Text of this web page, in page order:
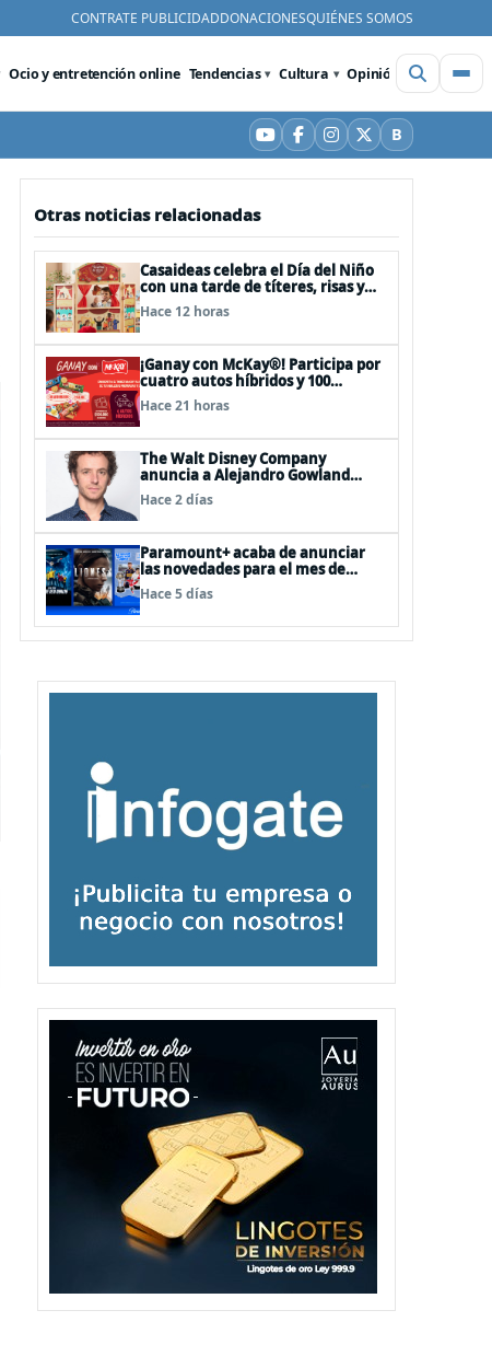
CONTRATE PUBLICIDADDONACIONESQUIÉNES SOMOS
Ocio y entretención online Tendencias Cultura Opinión Videos
YouTube
Facebook
Instagram
X BBluesky
Otras noticias relacionadas
Casaideas celebra el Día del Niño
con una tarde de títeres, risas y
sorpresas en el Mall Plaza Vespucio
Hace 12 horas
¡Ganay con McKay®! Participa por
cuatro autos híbridos y 100
premios de $500.000
Hace 21 horas
The Walt Disney Company
anuncia a Alejandro Gowland
como Director de Ad Sales &
Partnerships para el Cono Sur
Hace 2 días
Paramount+ acaba de anunciar
las novedades para el mes de
agosto
Hace 5 días